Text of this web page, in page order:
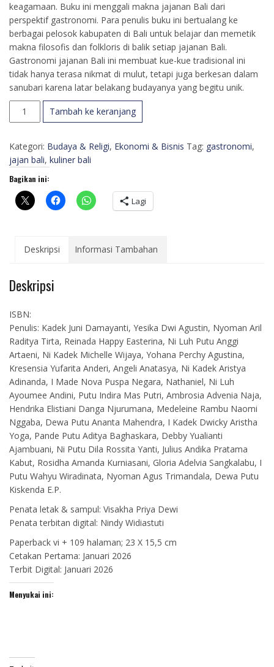
keagamaan. Buku ini menggali makna jajanan Bali dari
perspektif gastronomi. Para penulis buku ini bertualang ke
berbagai pelosok kabupaten di Bali untuk belajar dan memetik
makna filosofis dan folkloris di balik setiap jajanan Bali.
Gastronomi jajanan Bali ini membuat kue-kue tradisional ini
tidak hanya terasa nikmat di mulut, tetapi juga berkesan dalam
sanubari karena latar belakang budayanya yang begitu unik.
Kuantitas
Gastronomi
Lokal
dalam
Kehidupan
Orang
Bali
Tambah ke keranjang
Kategori: Budaya & Religi, Ekonomi & Bisnis Tag: gastronomi,
jajan bali, kuliner bali
Bagikan ini:
Lagi
Deskripsi Informasi Tambahan
Deskripsi
ISBN:
Penulis: Kadek Juni Damayanti, Yesika Dwi Agustin, Nyoman Aril
Raditya Tirta, Reinada Happy Easterina, Ni Luh Putu Anggi
Artaeni, Ni Kadek Michelle Wijaya, Yohana Perchy Agustina,
Kresensia Yufarita Anderi, Angeli Anatasya, Ni Kadek Aristya
Adinanda, I Made Nova Puspa Negara, Nathaniel, Ni Luh
Ayoumee Andini, Putu Indira Mas Putri, Ambrosia Advenia Naja,
Hendrika Elistiani Danga Njurumana, Medeleine Rambu Naomi
Nggaba, Dewa Putu Ananta Mahendra, I Kadek Dwicky Aristha
Yoga, Pande Putu Aditya Baghaskara, Debby Yualianti
Ajambuani, Ni Putu Dila Rossita Yanti, Julius Andika Pratama
Kabut, Rosidha Amanda Kurniasani, Gloria Adelvia Sangkalabu, I
Putu Wahyu Wiradinata, Nyoman Agus Trimandala, Dewa Putu
Kiskenda E.P.
Penata letak & sampul: Visakha Priya Dewi
Penata terbitan digital: Nindy Widiastuti
Paperback vi + 109 halaman; 23 X 15,5 cm
Cetakan Pertama: Januari 2026
Terbit Digital: Januari 2026
Menyukai ini: